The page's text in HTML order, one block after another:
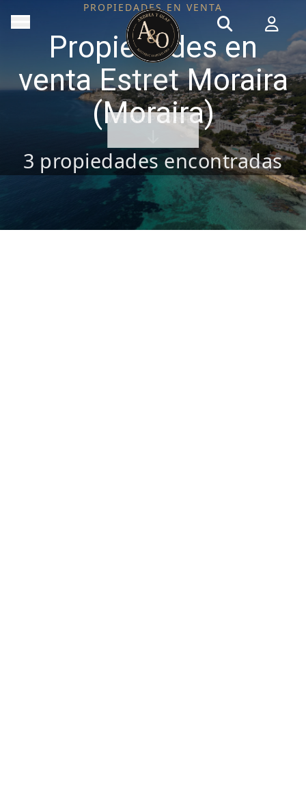
PROPIEDADES EN VENTA
Propiedades en
venta Estret Moraira
(Moraira)
3 propiedades encontradas
VER PROPIEDADES